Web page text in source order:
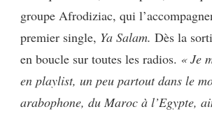
groupe Afrodiziac, qui
premier single, Ya Salam. Dès la
en boucle sur toutes les radios. « Je
en playlist, un peu partout dans le
arabophone, du Maroc à l’Egypte,